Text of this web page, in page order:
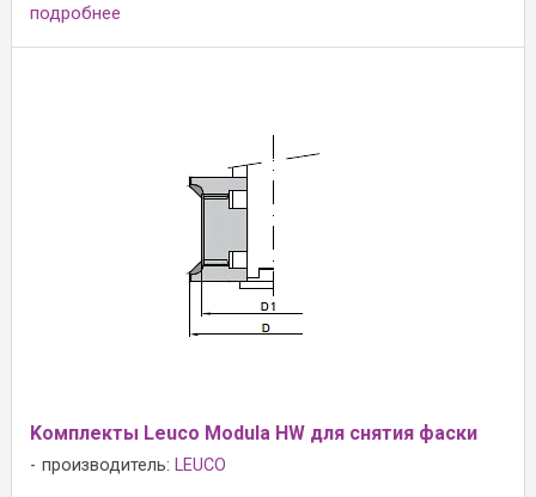
подробнее
Kомплекты Leuco Modula HW для снятия фаски
производитель: LEUCO